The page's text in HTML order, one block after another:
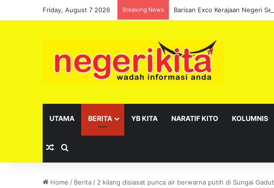
Friday, August 7 2026 Breaking News
UTAMA BERITA YB KITA NARATIF KITO KOLUMNIS
Random Article
Home / Berita / 2 kilang disiasat punca air berwarna putih di Sungai Gadut